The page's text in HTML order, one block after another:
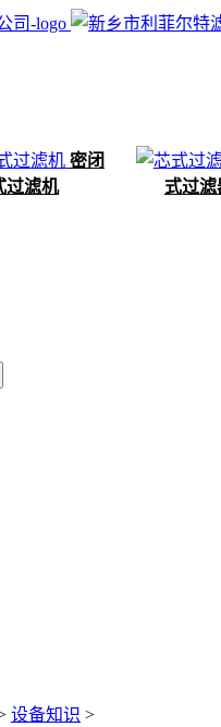
密闭
过滤机
式过滤
设备知识 >